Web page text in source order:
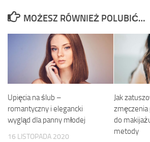
MOŻESZ RÓWNIEŻ POLUBIĆ…
Upięcia na ślub –
romantyczny i elegancki
wygląd dla panny młodej
16 LISTOPADA 2020
Jak
zmęczenia
do
metody